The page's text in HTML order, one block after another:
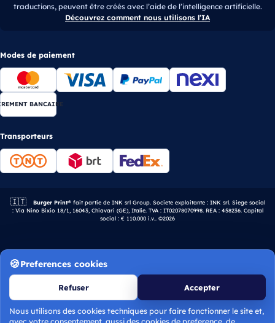
traductions, peuvent être créés avec l’aide de l’intelligence artificielle.
Découvrez comment nous utilisons l’IA
Modes de paiement
BANCAIRE
Transporteurs
🇮🇹 Entreprise italienne.
Burger Print®fait partie de INK srl Group. Societe exploitante : INK srl. Siege social
: Via Nino Bixio 18/1, 16043, Chiavari (GE), Italie. TVA : IT02078070998. REA : 458236. Capital
social : € 110.000 i.v.. ©2026
Preferences cookies
Refuser Accepter
Nous utilisons des cookies techniques pour faire fonctionner le site et,